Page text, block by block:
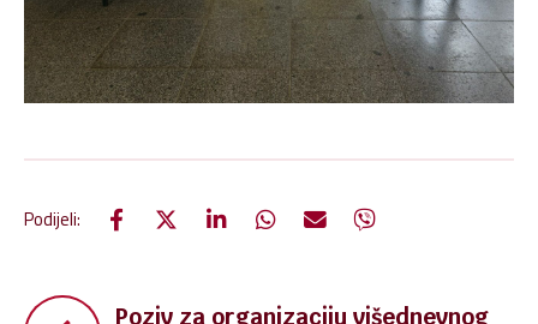
Podijeli:
Poziv za organizaciju višednevnog